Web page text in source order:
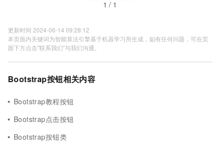
1 / 1
更新时间 2024-06-14 09:28:12
本页面内关键词为智能算法引擎基于机器学习所生成，如有任何问题，可在页
面下方点击"联系我们"与我们沟通。
Bootstrap按钮相关内容
Bootstrap教程按钮
Bootstrap点击按钮
Bootstrap按钮类